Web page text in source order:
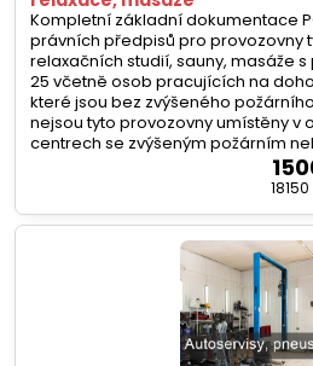
Kompletní základní dokumentace
právních předpisů pro provozovny
relaxačních studií, sauny, masáže
25 včetně osob pracujících na
které jsou bez zvýšeného
nejsou tyto provozovny umístěny v
centrech se zvýšeným požárním